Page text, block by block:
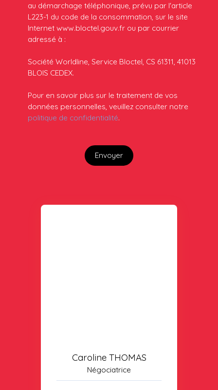
au démarchage téléphonique, prévu par l'article
L223-1 du code de la consommation, sur le site
Internet www.bloctel.gouv.fr ou par courrier
adressé à :
Société Worldline, Service Bloctel, CS 61311, 41013
BLOIS CEDEX.
Pour en savoir plus sur le traitement de vos
données personnelles, veuillez consulter notre
politique de confidentialité.
Envoyer
Caroline THOMAS
Négociatrice